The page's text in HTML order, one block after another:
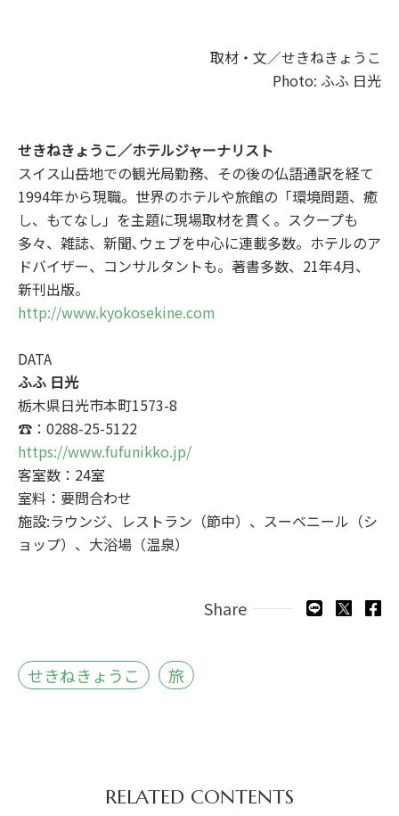
取材・文／せきねきょうこ
Photo: ふふ 日光
せきねきょうこ／ホテルジャーナリスト
スイス山岳地での観光局勤務、その後の仏語通訳を経て
1994年から現職。世界のホテルや旅館の「環境問題、癒
し、もてなし」を主題に現場取材を貫く。スクープも
多々、雑誌、新聞､ウェブを中心に連載多数。ホテルのア
ドバイザー、コンサルタントも。著書多数、21年4月、
新刊出版。
http://www.kyokosekine.com
DATA
ふふ 日光
栃木県日光市本町1573-8
☎：0288-25-5122
https://www.fufunikko.jp/
客室数：24室
室料：要問合わせ
施設:ラウンジ、レストラン（節中）、スーベニール（シ
ョップ）、大浴場（温泉）
Share
せきねきょうこ 旅
RELATED CONTENTS